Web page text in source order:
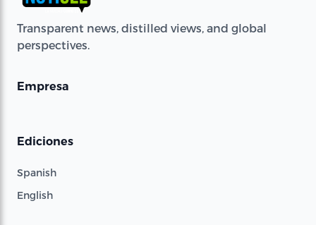
Transparent news, distilled views, and global
perspectives.
Empresa
Ediciones
Spanish
English